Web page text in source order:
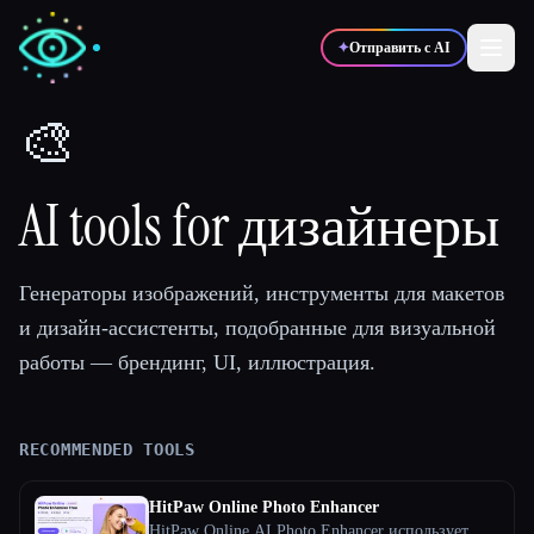
✦Отправить с AI
✍️
💻 📈
🎓Студенты 🎬Креаторы
Сравнить инструменты
🎨
AI tools for дизайнеры
Генераторы изображений, инструменты для макетов
и дизайн-ассистенты, подобранные для визуальной
работы — брендинг, UI, иллюстрация.
RECOMMENDED TOOLS
HitPaw Online Photo Enhancer